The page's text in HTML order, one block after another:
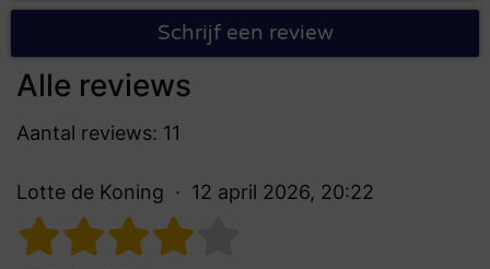
Schrijf een review
Alle reviews
Aantal reviews: 11
Lotte de Koning 12 april 2026, 20:22